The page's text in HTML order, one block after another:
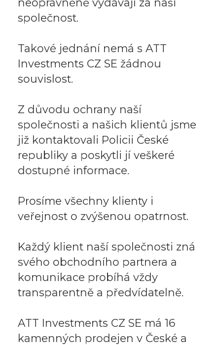
společnost.
Takové jednání nemá s ATT
Investments CZ SE žádnou
souvislost.
Z důvodu ochrany naší
společnosti a našich klientů jsme
již kontaktovali Policii České
republiky a poskytli jí veškeré
dostupné informace.
Prosíme všechny klienty i
veřejnost o zvýšenou opatrnost.
Každý klient naší společnosti zná
svého obchodního partnera a
komunikace probíhá vždy
transparentně a předvídatelně.
ATT Investments CZ SE má 16
kamenných prodejen v České a